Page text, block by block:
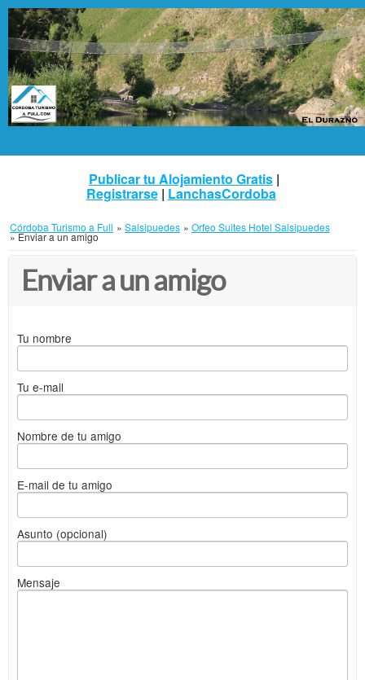
Publicar tu Alojamiento Gratis |
Registrarse| LanchasCordoba
Córdoba Turismo a Full » Salsipuedes » Orfeo Suites Hotel Salsipuedes
»Enviar a un amigo
Enviar a un amigo
Tu nombre
Tu e-mail
Nombre de tu amigo
E-mail de tu amigo
Asunto (opcional)
Mensaje